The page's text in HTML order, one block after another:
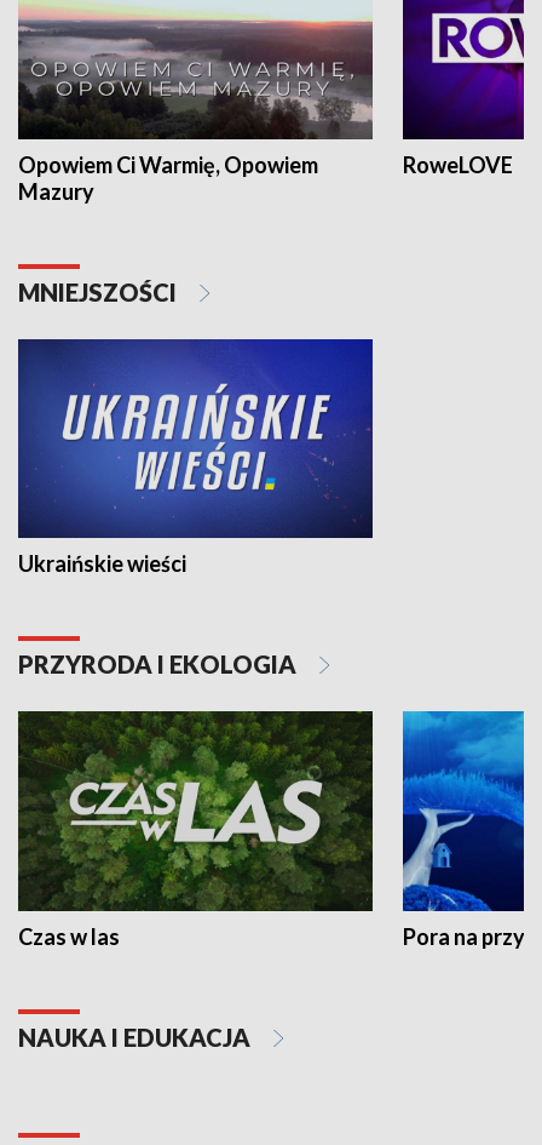
Opowiem Ci Warmię, Opowiem
Mazury
RoweLOVE
MNIEJSZOŚCI
Ukraińskie wieści
PRZYRODA I EKOLOGIA
Czas w las Pora na
NAUKA I EDUKACJA